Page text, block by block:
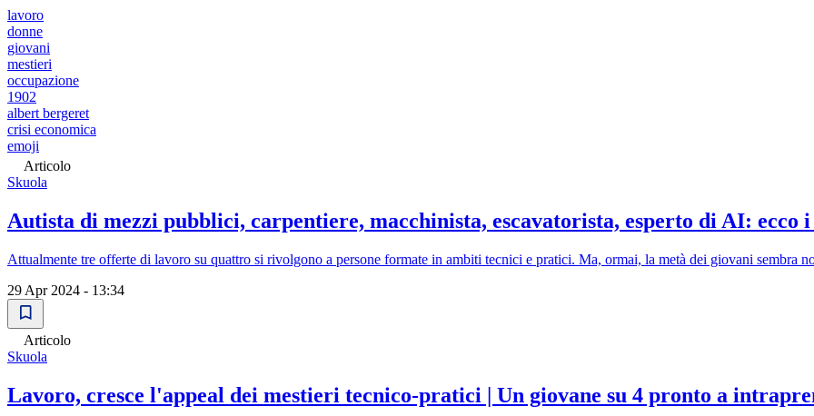
lavoro
donne
giovani
mestieri
occupazione
1902
albert bergeret
crisi economica
emoji
Articolo
Skuola
Autista di mezzi pubblici, carpentiere, macchinista, escavatorista, esperto di AI:
Attualmente tre offerte di lavoro su quattro si rivolgono a persone formate in ambiti tecnici e pratici. Ma, ormai, la metà dei giovani sembra
29 Apr 2024 - 13:34
Articolo
Skuola
Lavoro, cresce l'appeal dei mestieri tecnico-pratici | Un giovane su 4 pronto a